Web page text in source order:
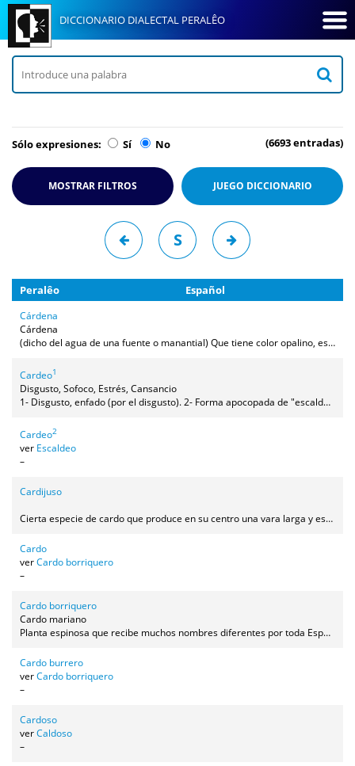
DICCIONARIO DIALECTAL PERALÊO
Sólo expresiones: Sí No (6693 entradas)
MOSTRAR FILTROS JUEGO DICCIONARIO
S
Peralêo Español
Cárdena
Cárdena
(dicho del agua de una fuente o manantial) Que tiene color opalino, es decir, entre blanco y azulado con posibles reflejos morados. Este color se debes a la existencia en ellas de algunas algas microscópicas (como las diatomeas) y a la abundancia de coloides opalescentes (sílice y silicato de aluminio), lo cual no la impide ser potable.
Cardeo1
Disgusto, Sofoco, Estrés, Cansancio
1- Disgusto, enfado (por el disgusto). 2- Forma apocopada de "escaldeo" (estrés, cansancio).
Cardeo2
ver Escaldeo
–
Cardijuso
Cierta especie de cardo que produce en su centro una vara larga y estrecha. Esta vara, una vez seca, limpia de hojas y pulida convenientemente se usaba como caña para las zambombas.
Cardo
verCardo borriquero
–
Cardo borriquero
Cardo mariano
Planta espinosa que recibe muchos nombres diferentes por toda España, aunque su nombre oficial en el estándar es cardo mariano y el nombre botánico es Silybum marianum.
Cardo burrero
verCardo borriquero
–
Cardoso
verCaldoso
–